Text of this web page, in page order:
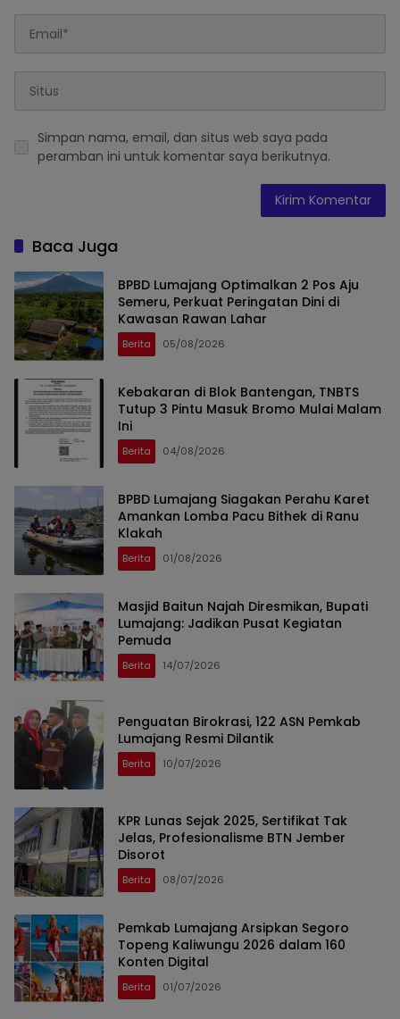
Simpan nama, email, dan situs web saya pada
peramban ini untuk komentar saya berikutnya.
Baca Juga
BPBD Lumajang Optimalkan 2 Pos Aju
Semeru, Perkuat Peringatan Dini di
Kawasan Rawan Lahar
Berita 05/08/2026
Kebakaran di Blok Bantengan, TNBTS
Tutup 3 Pintu Masuk Bromo Mulai Malam
Ini
Berita 04/08/2026
BPBD Lumajang Siagakan Perahu Karet
Amankan Lomba Pacu Bithek di Ranu
Klakah
Berita 01/08/2026
Masjid Baitun Najah Diresmikan, Bupati
Lumajang: Jadikan Pusat Kegiatan
Pemuda
Berita 14/07/2026
Penguatan Birokrasi, 122 ASN Pemkab
Lumajang Resmi Dilantik
Berita 10/07/2026
KPR Lunas Sejak 2025, Sertifikat Tak
Jelas, Profesionalisme BTN Jember
Disorot
Berita 08/07/2026
Pemkab Lumajang Arsipkan Segoro
Topeng Kaliwungu 2026 dalam 160
Konten Digital
Berita 01/07/2026